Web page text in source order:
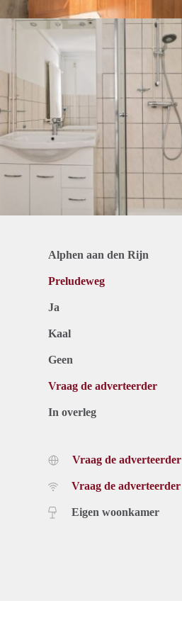
Alphen aan den Rijn
Preludeweg
Ja
Kaal
Geen
Vraag de adverteerder
In overleg
Vraag de adverteerder
Vraag de adverteerder
Eigen woonkamer